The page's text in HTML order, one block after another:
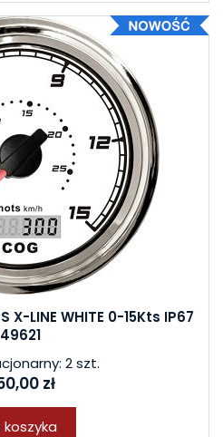
X-LINE WHITE 0-15Kts IP67
49621
2 szt.
zł
koszyka